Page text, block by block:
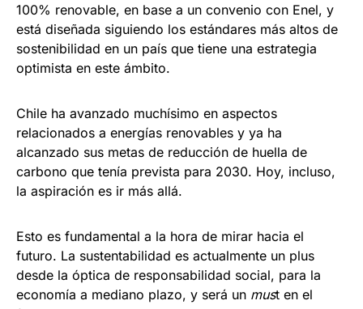
100% renovable, en base a un convenio con Enel, y
está diseñada siguiendo los estándares más altos de
sostenibilidad en un país que tiene una estrategia
optimista en este ámbito.
Chile ha avanzado muchísimo en aspectos
relacionados a energías renovables y ya ha
alcanzado sus metas de reducción de huella de
carbono que tenía prevista para 2030. Hoy, incluso,
la aspiración es ir más allá.
Esto es fundamental a la hora de mirar hacia el
futuro. La sustentabilidad es actualmente un plus
desde la óptica de responsabilidad social, para la
economía a mediano plazo, y será un must en el